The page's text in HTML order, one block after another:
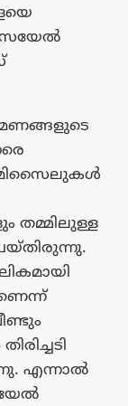
മിസൈലുകൾ
തമ്മിലുള്ള
എന്നാൽ